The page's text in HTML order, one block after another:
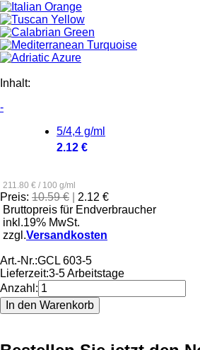
Inhalt:
-
5/4,4 g/ml
2.12 €
211.80 € / 100 g/ml
Preis: 10.59 €
2.12 €
Bruttopreis für Endverbraucher
inkl.19% MwSt.
zzgl.Versandkosten
Art.-Nr.:GCL 603-5
Lieferzeit:3-5 Arbeitstage
Anzahl: